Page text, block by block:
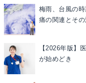
梅雨、台風の
痛の関連とそ
【2026年版】
が始めどき